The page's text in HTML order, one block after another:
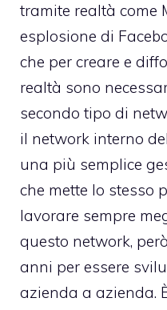
tramite realtà come
esplosione di
che per creare e
realtà sono
secondo tipo di
il network interno
una più semplice
che mette lo stesso
lavorare sempre
questo network,
anni per essere
azienda a azienda.